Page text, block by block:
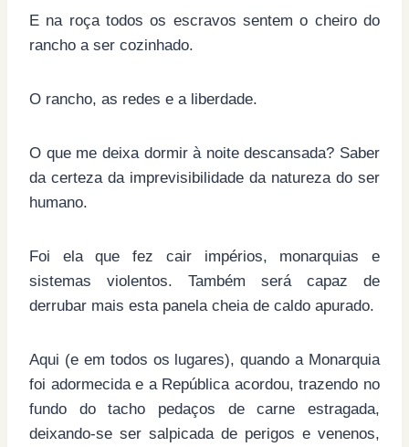
E na roça todos os escravos sentem o cheiro do
rancho a ser cozinhado.
O rancho, as redes e a liberdade.
O que me deixa dormir à noite descansada? Saber
da certeza da imprevisibilidade da natureza do ser
humano.
Foi ela que fez cair impérios, monarquias e
sistemas violentos. Também será capaz de
derrubar mais esta panela cheia de caldo apurado.
Aqui (e em todos os lugares), quando a Monarquia
foi adormecida e a República acordou, trazendo no
fundo do tacho pedaços de carne estragada,
deixando-se ser salpicada de perigos e venenos,